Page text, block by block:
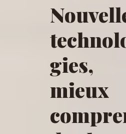
gies,
mieux